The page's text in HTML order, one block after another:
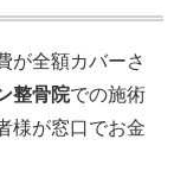
が全額カバーさ
整骨院での施術
様が窓口でお金